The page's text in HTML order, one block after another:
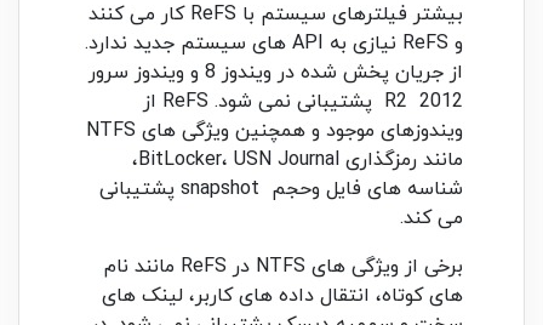
بیشتر فیلترهای سیستم با ReFS کار می کنند
و ReFS نیازی به API های سیستم جدید ندارد.
از جریان پخش شده در ویندوز 8 و ویندوز سرور
2012 R2 پشتیبانی نمی شود. ReFS از
ویندوزهای موجود و همچنین ویژگی های NTFS
مانند رمزگذاری BitLocker، USN Journal،
شناسه های فایل وحجم snapshot پشتیبانی
می کند.
برخی از ویژگی های NTFS در ReFS مانند نام
های کوتاه، انتقال داده های کاربر، لینک های